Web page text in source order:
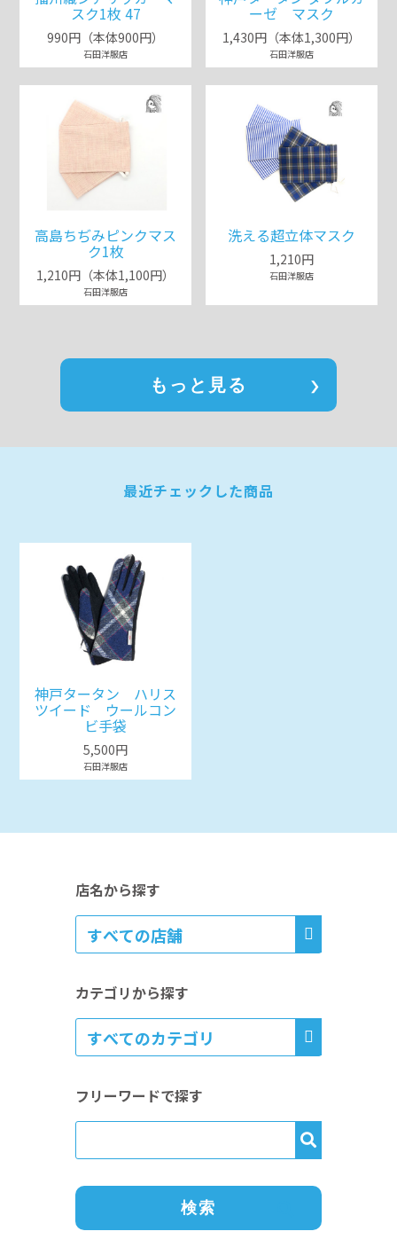
スク1枚 47
990円（本体900円）
石田洋服店
ーゼ マスク
1,430円（本体1,300円）
石田洋服店
高島ちぢみピンクマス
ク1枚
1,210円（本体1,100円）
石田洋服店
洗える超立体マスク
1,210円
石田洋服店
もっと見る
最近チェックした商品
神戸タータン ハリス
ツイード ウールコン
ビ手袋
5,500円
石田洋服店
店名から探す
カテゴリから探す
フリーワードで探す